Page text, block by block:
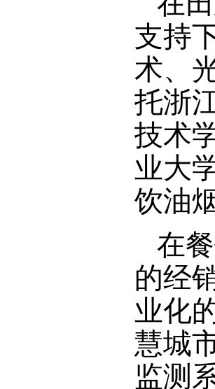
支持
术、
托浙
技术
业大
饮油
在
的经
业化
慧城
监测